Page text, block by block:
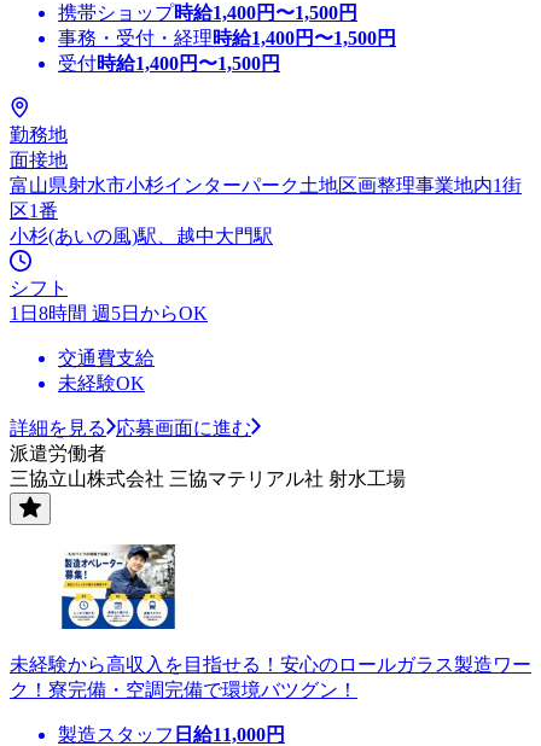
携帯ショップ時給1,400円〜1,500円
事務・受付・経理時給1,400円〜1,500円
受付時給1,400円〜1,500円
勤務地
面接地
富山県射水市小杉インターパーク土地区画整理事業地内1街
区1番
小杉(あいの風)駅、越中大門駅
シフト
1日8時間 週5日からOK
交通費支給
未経験OK
詳細を見る
応募画面に進む
派遣労働者
三協立山株式会社 三協マテリアル社 射水工場
未経験から高収入を目指せる！安心のロールガラス製造ワー
ク！寮完備・空調完備で環境バツグン！
製造スタッフ 日給11,000円